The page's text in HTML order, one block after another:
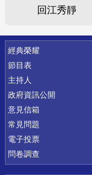
回江秀靜
快速連結
經典榮耀
節目表
主持人
政府資訊公開
意見信箱
常見問題
電子投票
問卷調查